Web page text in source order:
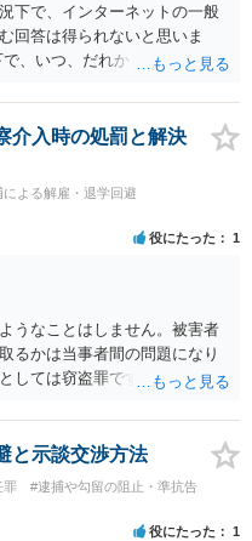
下で、インターネットの一般
回答は得られないと思いま
、いつ、だれからどのような
ついて、お近くで詳細な法律
れた方がよいと思われます。
ＩＣレコーダーを持参して取
えます。
介入時の処罰と解決
による解雇・退学回避
役にたった 1
うなことはしません。被害者
るかは当事者間の問題になり
しては窃盗罪ですので、逮捕
と示談交渉方法
罪
#逮捕や勾留の阻止・準抗告
役にたった 1